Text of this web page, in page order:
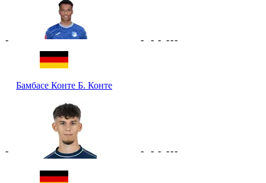
-
Бамбасе Конте Б. Конте
- - - ---
- - - - ---